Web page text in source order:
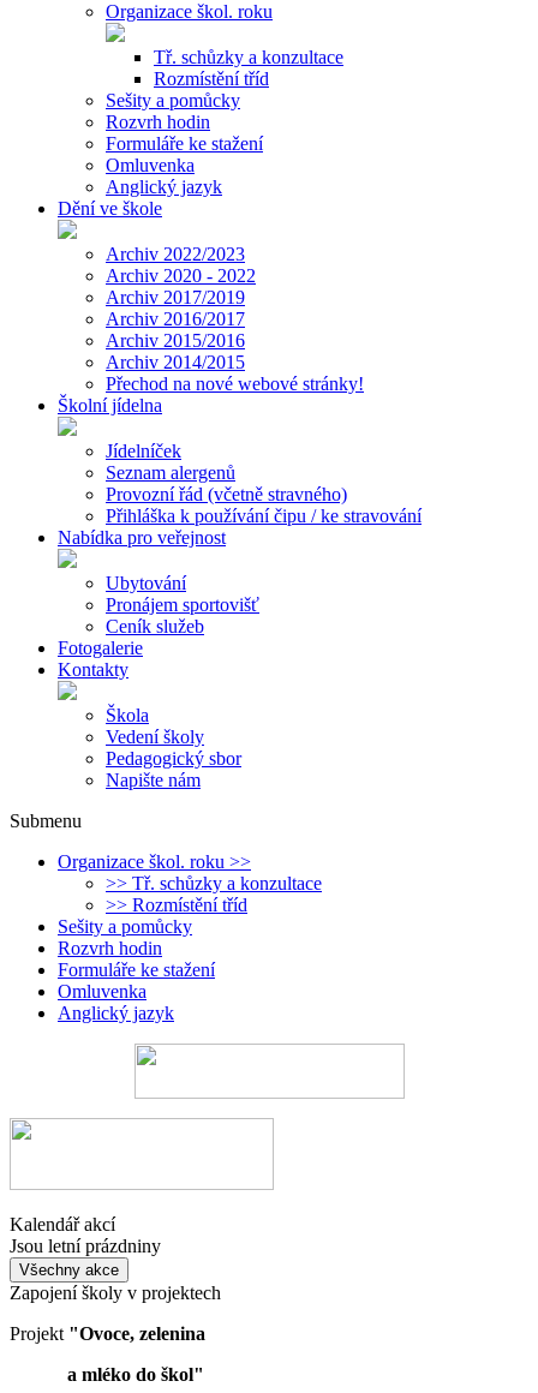
Organizace škol. roku
Tř. schůzky a konzultace
Rozmístění tříd
Sešity a pomůcky
Rozvrh hodin
Formuláře ke stažení
Omluvenka
Anglický jazyk
Dění ve škole
Archiv 2022/2023
Archiv 2020 - 2022
Archiv 2017/2019
Archiv 2016/2017
Archiv 2015/2016
Archiv 2014/2015
Přechod na nové webové stránky!
Školní jídelna
Jídelníček
Seznam alergenů
Provozní řád (včetně stravného)
Přihláška k používání čipu / ke stravování
Nabídka pro veřejnost
Ubytování
Pronájem sportovišť
Ceník služeb
Fotogalerie
Kontakty
Škola
Vedení školy
Pedagogický sbor
Napište nám
Submenu
Organizace škol. roku >>
>> Tř. schůzky a konzultace
>> Rozmístění tříd
Sešity a pomůcky
Rozvrh hodin
Formuláře ke stažení
Omluvenka
Anglický jazyk
Kalendář akcí
Jsou letní prázdniny
Všechny akce
Zapojení školy v projektech
Projekt "Ovoce, zelenina
a mléko do škol"